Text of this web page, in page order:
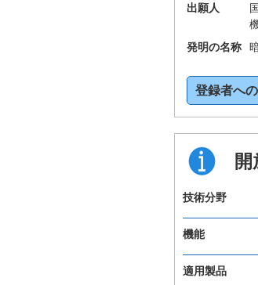
出願人
発明の名称
登録者へ
技術分野
機能
適用製品